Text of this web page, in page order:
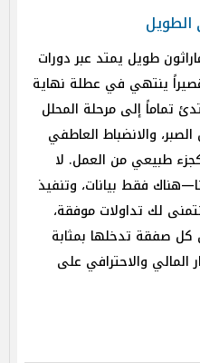
الطويل
طويل يمتد عبر دورات
ينتهي في عطلة نهاية
تماماً إلى مرحلة المحلل
والانضباط العاطفي
طبيعي من العمل. لا
فقط بيانات، وتنفيذ
لك تداولات موفقة،
صفقة تدخلها بمثابة
والاحترافي على